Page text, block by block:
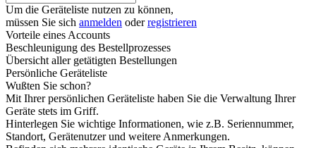
Um die Geräteliste nutzen zu können,
müssen Sie sich anmelden oderregistrieren
Vorteile eines Accounts
Beschleunigung des Bestellprozesses
Übersicht aller getätigten Bestellungen
Persönliche Geräteliste
Wußten Sie schon?
Mit Ihrer persönlichen Geräteliste haben Sie die Verwaltung Ihrer
Geräte stets im Griff.
Hinterlegen Sie wichtige Informationen, wie z.B. Seriennummer,
Standort, Gerätenutzer und weitere Anmerkungen.